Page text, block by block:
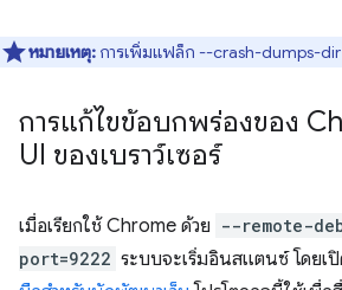
หมายเหตุ: การเพิ่มแฟล็ก --crash-dumps-dir
การแก้ไขข้อบกพร่องของ
UI ของเบราว์เซอร์
เมื่อเรียกใช้ Chrome ด้วย --remote-
port=9222 ระบบจะเริ่มอินสแตนซ์ โดยเ